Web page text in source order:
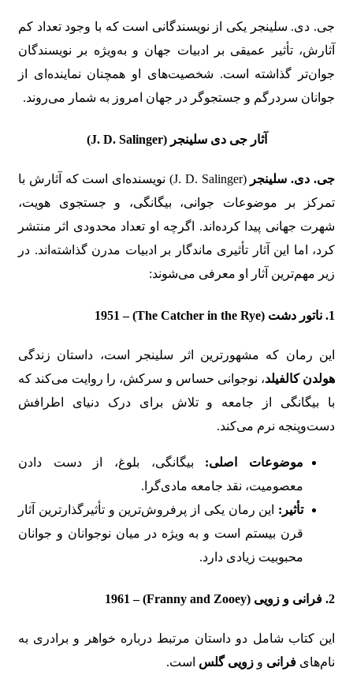
جی. دی. سلینجر یکی از نویسندگانی است که با وجود تعداد کم
آثارش، تأثیر عمیقی بر ادبیات جهان و به‌ویژه بر نویسندگان
جوان‌تر گذاشته است. شخصیت‌های او همچنان نماینده‌ای از
جوانان سردرگم و جستجوگر در جهان امروز به شمار می‌روند.
آثار جی دی سلینجر (J. D. Salinger)
جی. دی. سلینجر
(J. D. Salinger) نویسنده‌ای است که آثارش با
تمرکز بر موضوعات جوانی، بیگانگی، و جستجوی هویت،
شهرت جهانی پیدا کرده‌اند. اگرچه او تعداد محدودی اثر منتشر
کرد، اما این آثار تأثیری ماندگار بر ادبیات مدرن گذاشته‌اند. در
زیر مهم‌ترین آثار او معرفی می‌شوند:
1. ناتور دشت (The Catcher in the Rye) – 1951
این رمان که مشهورترین اثر سلینجر است، داستان زندگی
هولدن کالفیلد، نوجوانی حساس و سرکش، را روایت می‌کند که
با بیگانگی از جامعه و تلاش برای درک دنیای اطرافش
دست‌وپنجه نرم می‌کند.
موضوعات اصلی: بیگانگی، بلوغ، از دست دادن
معصومیت، نقد جامعه مادی‌گرا.
تأثیر: این رمان یکی از پرفروش‌ترین و تأثیرگذارترین آثار
قرن بیستم است و به ویژه در میان نوجوانان و جوانان
محبوبیت زیادی دارد.
2. فرانی و زویی (Franny and Zooey) – 1961
این کتاب شامل دو داستان مرتبط درباره خواهر و برادری به
نام‌های فرانی و زویی گلس است.